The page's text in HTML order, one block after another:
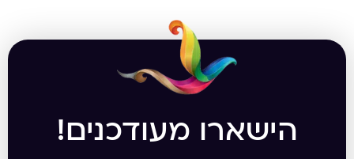
הישארו מעודכנים!